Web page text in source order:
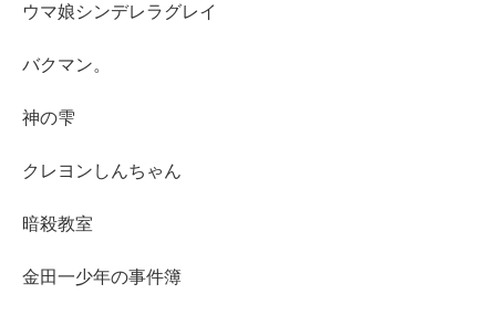
ウマ娘シンデレラグレイ
バクマン。
神の雫
クレヨンしんちゃん
暗殺教室
金田一少年の事件簿